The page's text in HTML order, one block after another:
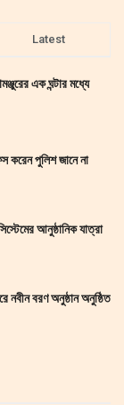
Latest
এক ঘন্টার মধ্যে
করেন পুলিশ জানে না
আনুষ্ঠানিক যাত্রা
নবীন বরণ অনুষ্ঠান অনুষ্ঠিত